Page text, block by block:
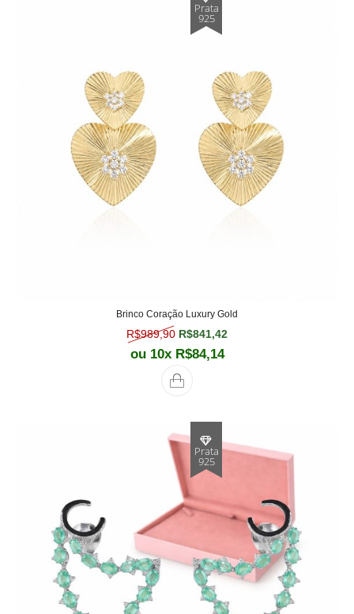
Prata
925
Brinco Coração Luxury Gold
R$989,90 O preço original era: R$989,90.
R$841,42
ou 10x R$84,14
Prata
925